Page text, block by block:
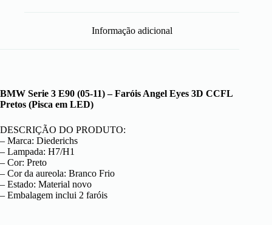
Informação adicional
BMW Serie 3 E90 (05-11) – Faróis Angel Eyes 3D CCFL
Pretos (Pisca em LED)
DESCRIÇÃO DO PRODUTO:
– Marca: Diederichs
– Lampada: H7/H1
– Cor: Preto
– Cor da aureola: Branco Frio
– Estado: Material novo
– Embalagem inclui 2 faróis